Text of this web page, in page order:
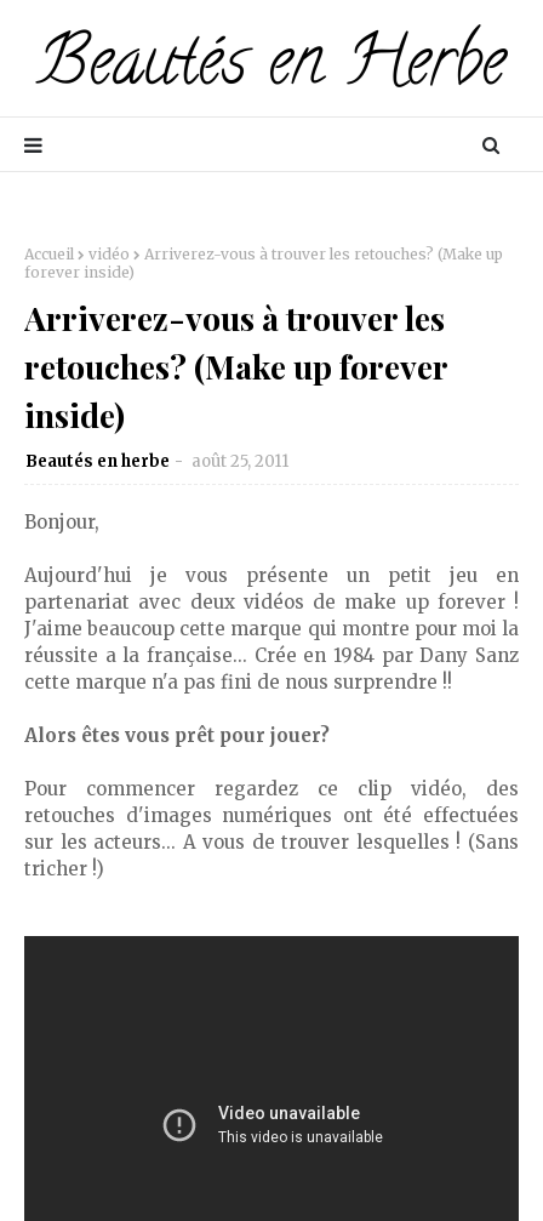
Accueil vidéo
Arriverez-vous à trouver les retouches? (Make up
forever inside)
Arriverez-vous à trouver les
retouches? (Make up forever
inside)
Beautés en herbe août 25, 2011
Bonjour,
Aujourd'hui je vous présente un petit jeu en
partenariat avec deux vidéos de make up forever !
J'aime beaucoup cette marque qui montre pour moi la
réussite a la française... Crée en 1984 par Dany Sanz
cette marque n'a pas fini de nous surprendre !!
Alors êtes vous prêt pour jouer?
Pour commencer regardez ce clip vidéo, des
retouches d'images numériques ont été effectuées
sur les acteurs... A vous de trouver lesquelles ! (Sans
tricher !)